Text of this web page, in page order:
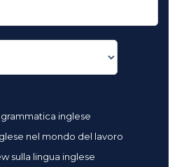
inglese
nel mondo del lavoro
sulla lingua inglese